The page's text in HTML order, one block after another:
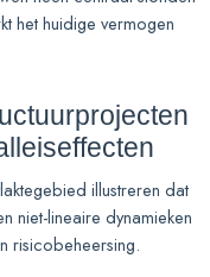
het huidige vermogen
illustreren dat
niet-lineaire dynamieken
risicobeheersing.